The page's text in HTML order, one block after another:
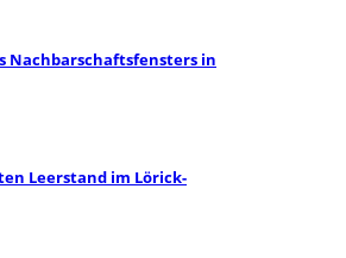
Nachbarschaftsfensters in
Leerstand im Lörick-